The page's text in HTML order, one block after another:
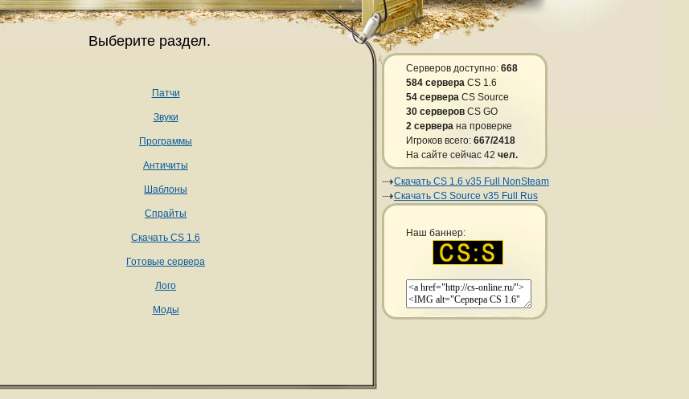
Серверов доступно: 668
584 сервера CS 1.6
54 сервера CS Source
30 серверов CS GO
2 сервера на проверке
Игроков всего: 667/2418
На сайте сейчас 42 чел.
Скачать CS 1.6 v35 Full NonSteam
Скачать CS Source v35 Full Rus
Наш баннер:
Выберите раздел.
Патчи
Звуки
Программы
Античиты
Шаблоны
Спрайты
Скачать CS 1.6
Готовые сервера
Лого
Моды